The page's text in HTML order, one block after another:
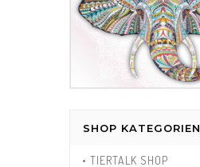
SHOP KATEGORIEN
• TIERTALK SHOP